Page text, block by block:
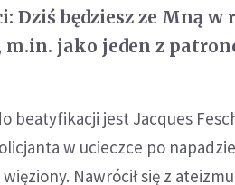
Dziś będziesz ze Mną w
m.in. jako jeden z
beatyfikacji jest Jacques
w ucieczce po
Nawrócił się z